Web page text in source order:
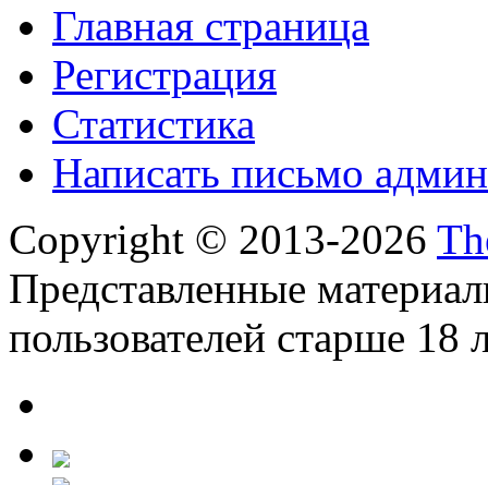
Главная страница
Регистрация
Статистика
Написать письмо
Copyright © 2013-2026
Представленные
пользователей старше 18